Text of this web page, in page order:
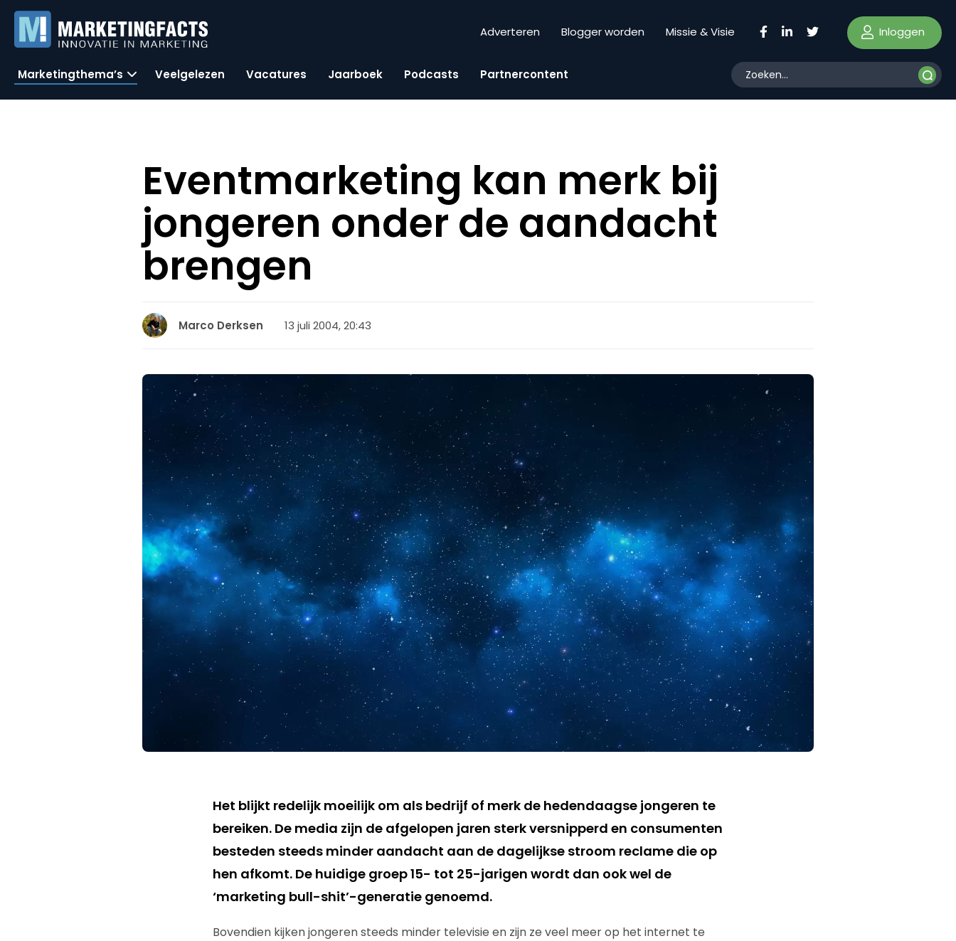
Adverteren Blogger worden Missie & Visie Inloggen
Marketingthema’s Veelgelezen Vacatures Jaarboek Podcasts Partnercontent
Eventmarketing kan merk bij
jongeren onder de aandacht
brengen
Marco Derksen 13 juli 2004, 20:43
Het blijkt redelijk moeilijk om als bedrijf of merk de hedendaagse jongeren te
bereiken. De media zijn de afgelopen jaren sterk versnipperd en consumenten
besteden steeds minder aandacht aan de dagelijkse stroom reclame die op
hen afkomt. De huidige groep 15- tot 25-jarigen wordt dan ook wel de
‘marketing bull-shit’-generatie genoemd.
Bovendien kijken jongeren steeds minder televisie en zijn ze veel meer op het internet te